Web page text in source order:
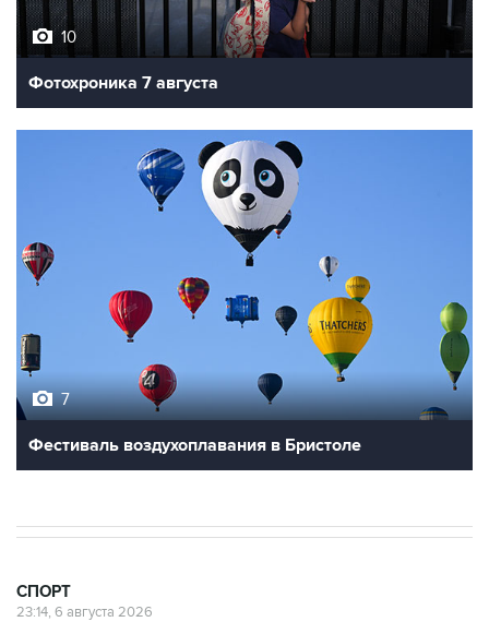
10
Фотохроника 7 августа
7
Фестиваль воздухоплавания в Бристоле
СПОРТ
23:14, 6 августа 2026